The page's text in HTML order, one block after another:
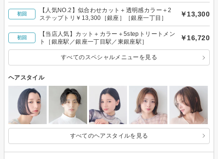
／東銀座
初回
【人気NO.2】似合わせカット＋透明感カラー＋2
ステップトリ￥13,300［銀座］［銀座一丁目］
￥13,300
初回
【当店人気】カット＋カラー＋5stepトリートメン
ト［銀座駅／銀座一丁目駅／東銀座駅］
￥16,720
すべてのスペシャルメニューを見る
ヘアスタイル
すべてのヘアスタイルを見る